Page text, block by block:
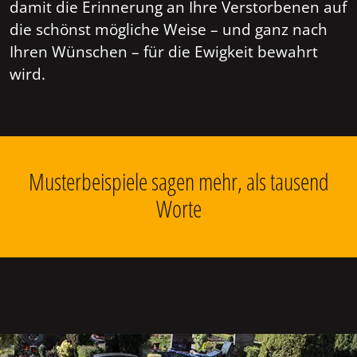
damit die Erinnerung an Ihre Verstorbenen auf
die schönst mögliche Weise – und ganz nach
Ihren Wünschen – für die Ewigkeit bewahrt
wird.
Musterbeispiele sagen mehr, als tausend
Worte